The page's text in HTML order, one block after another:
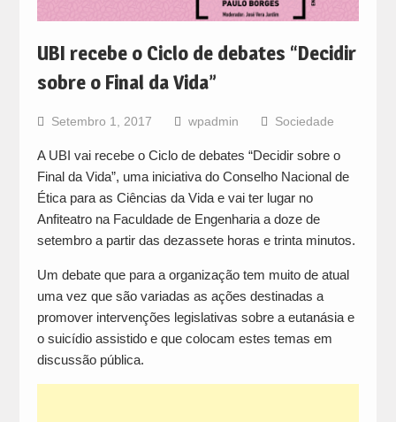
UBI recebe o Ciclo de debates “Decidir
sobre o Final da Vida”
Setembro 1, 2017 wpadmin Sociedade
A UBI vai recebe o Ciclo de debates “Decidir sobre o
Final da Vida”, uma iniciativa do Conselho Nacional de
Ética para as Ciências da Vida e vai ter lugar no
Anfiteatro na Faculdade de Engenharia a doze de
setembro a partir das dezassete horas e trinta minutos.
Um debate que para a organização tem muito de atual
uma vez que são variadas as ações destinadas a
promover intervenções legislativas sobre a eutanásia e
o suicídio assistido e que colocam estes temas em
discussão pública.